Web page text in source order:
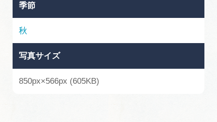
季節
秋
写真サイズ
850px×566px (605KB)